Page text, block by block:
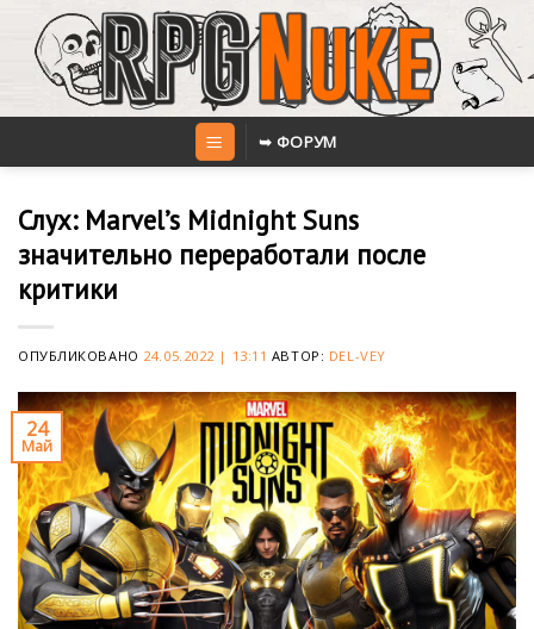
content
➥ ФОРУМ
Слух: Marvel’s Midnight Suns
значительно переработали после
критики
ОПУБЛИКОВАНО 24.05.2022 | 13:11 АВТОР: DEL-VEY
24
Май